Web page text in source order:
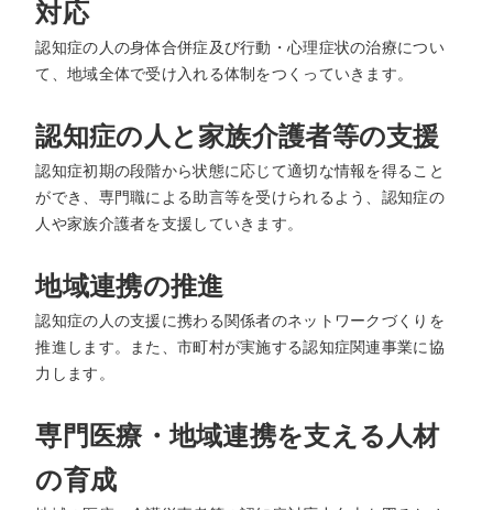
対応
認知症の人の身体合併症及び行動・心理症状の治療につい
て、地域全体で受け入れる体制をつくっていきます。
認知症の人と家族介護者等の支援
認知症初期の段階から状態に応じて適切な情報を得ること
ができ、専門職による助言等を受けられるよう、認知症の
人や家族介護者を支援していきます。
地域連携の推進
認知症の人の支援に携わる関係者のネットワークづくりを
推進します。また、市町村が実施する認知症関連事業に協
力します。
専門医療・地域連携を支える人材
の育成